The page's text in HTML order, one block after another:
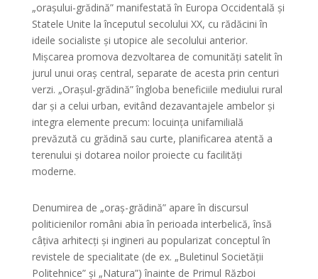
„orașului-grădină” manifestată în Europa Occidentală și
Statele Unite la începutul secolului XX, cu rădăcini în
ideile socialiste și utopice ale secolului anterior.
Mișcarea promova dezvoltarea de comunități satelit în
jurul unui oraș central, separate de acesta prin centuri
verzi. „Orașul-grădină” îngloba beneficiile mediului rural
dar și a celui urban, evitând dezavantajele ambelor și
integra elemente precum: locuința unifamilială
prevăzută cu grădină sau curte, planificarea atentă a
terenului și dotarea noilor proiecte cu facilități
moderne.
Denumirea de „oraș-grădină” apare în discursul
politicienilor români abia în perioada interbelică, însă
câțiva arhitecți și ingineri au popularizat conceptul în
revistele de specialitate (de ex. „Buletinul Societății
Politehnice” și „Natura”) înainte de Primul Război